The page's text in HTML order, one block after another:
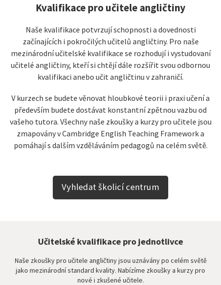
Kvalifikace pro učitele angličtiny
Naše kvalifikace potvrzují schopnosti a dovednosti
začínajících i pokročilých učitelů angličtiny. Pro naše
mezinárodní učitelské kvalifikace se rozhodují i vystudovaní
učitelé angličtiny, kteří si chtějí dále rozšířit svou odbornou
kvalifikaci anebo učit angličtinu v zahraničí.
V kurzech se budete věnovat hloubkové teorii i praxi učení a
především budete dostávat konstantní zpětnou vazbu od
vašeho tutora. Všechny naše zkoušky a kurzy pro učitele jsou
zmapovány v Cambridge English Teaching Framework a
pomáhají s dalším vzděláváním pedagogů na celém světě.
Vyhledat školicí centrum
Učitelské kvalifikace pro jednotlivce
Naše zkoušky pro učitele angličtiny jsou uznávány po celém světě
jako mezinárodní standard kvality. Nabízíme zkoušky a kurzy pro
nové i zkušené učitele.